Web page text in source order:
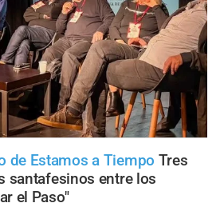
de Estamos a Tiempo Tres
santafesinos entre los
el Paso"